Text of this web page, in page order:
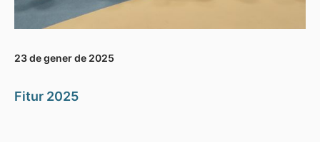
23 de gener de 2025
Fitur 2025